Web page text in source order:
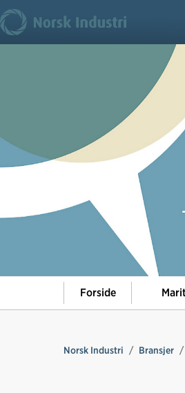
Forside
Norsk Industri Bransjer